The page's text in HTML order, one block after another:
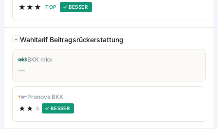
★★★ TOP ✓ BESSER
Wahltarif Beitragsrückerstattung
BKK mkk
—
Pronova BKK
★★ ★ ✓ BESSER